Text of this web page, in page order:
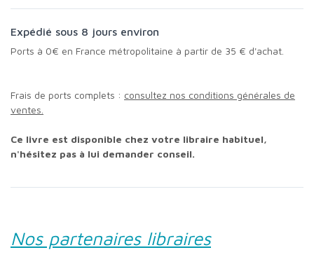
Expédié sous 8 jours environ
Ports à 0€ en France métropolitaine à partir de 35 € d'achat.
Frais de ports complets : consultez nos conditions générales de
ventes.
Ce livre est disponible chez votre libraire habituel,
n'hésitez pas à lui demander conseil.
Nos partenaires libraires